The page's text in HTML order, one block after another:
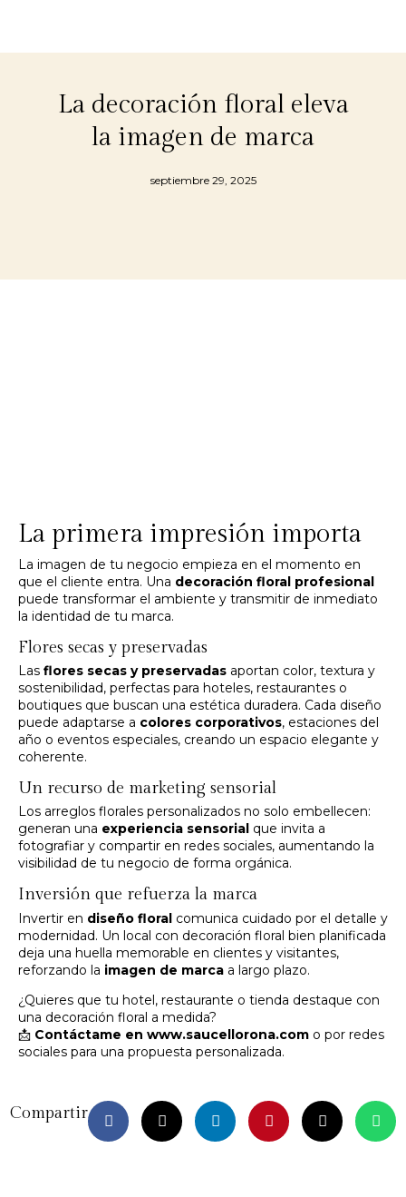
La decoración floral eleva
la imagen de marca
septiembre 29, 2025
La primera impresión importa
La imagen de tu negocio empieza en el momento en
que el cliente entra. Una decoración floral profesional
puede transformar el ambiente y transmitir de inmediato
la identidad de tu marca.
Flores secas y preservadas
Las flores secas y preservadas aportan color, textura y
sostenibilidad, perfectas para hoteles, restaurantes o
boutiques que buscan una estética duradera. Cada diseño
puede adaptarse a colores corporativos, estaciones del
año o eventos especiales, creando un espacio elegante y
coherente.
Un recurso de marketing sensorial
Los arreglos florales personalizados no solo embellecen:
generan una experiencia sensorial que invita a
fotografiar y compartir en redes sociales, aumentando la
visibilidad de tu negocio de forma orgánica.
Inversión que refuerza la marca
Invertir en diseño floral comunica cuidado por el detalle y
modernidad. Un local con decoración floral bien planificada
deja una huella memorable en clientes y visitantes,
reforzando la imagen de marca a largo plazo.
¿Quieres que tu hotel, restaurante o tienda destaque con
una decoración floral a medida?
📩 Contáctame en www.saucellorona.com o por redes
sociales para una propuesta personalizada.
Compartir